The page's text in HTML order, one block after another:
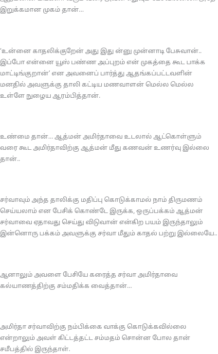
இறுக்கமான முகம் தான்…
‘உன்னை காதலிக்குறேன் அது இது ன்னு முன்னாடி பேசுவான்..
இப்போ என்னை யூஸ் பண்ண அப்புறம் என் முகத்தை கூட பாக்க
மாட்டிங்குறான்’ என அவனைப் பார்த்து ஆதங்கப்பட்டவளின்
மனதில் அவளுக்கு தாலி கட்டிய மணவாளன் மெல்ல மெல்ல
உள்ளே நுழைய ஆரம்பித்தான்.
உண்மை தான்… ஆத்மன் அமிர்தாவை உடலால் ஆட்கொள்ளும்
வரை கூட அமிர்தாவிற்கு ஆத்மன் மீது கணவன் உணர்வு இல்லை
தான்..
சர்வாவும் அந்த தாலிக்கு மதிப்பு கொடுக்காமல் நாம் திருமணம்
செய்யலாம் என பேசிக் கொண்டே இருக்க, ஒருப்பக்கம் ஆத்மன்
சர்வாவை ஏதாவது செய்து விடுவான் என்கிற பயம் இருந்தாலும்
இன்னொரு பக்கம் அவளுக்கு சர்வா மீதும் காதல் பற்று இல்லையே..
ஆனாலும் அவளை பேசியே கரைத்த சர்வா அமிர்தாவை
கல்யாணத்திற்கு சம்மதிக்க வைத்தான்…
அமிர்தா சர்வாவிற்கு நம்பிக்கை வாக்கு கொடுக்கவில்லை
என்றாலும் அவள் கிட்டத்தட்ட சம்மதம் சொன்ன போல தான்
சமீபத்தில் இருந்தாள்.